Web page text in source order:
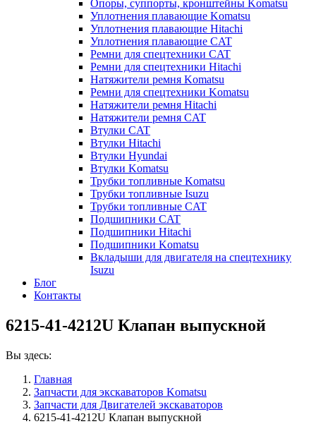
Опоры, суппорты, кронштейны Komatsu
Уплотнения плавающие Komatsu
Уплотнения плавающие Hitachi
Уплотнения плавающие CAT
Ремни для спецтехники CAT
Ремни для спецтехники Hitachi
Натяжители ремня Komatsu
Ремни для спецтехники Komatsu
Натяжители ремня Hitachi
Натяжители ремня CAT
Втулки CAT
Втулки Hitachi
Втулки Hyundai
Втулки Komatsu
Трубки топливные Komatsu
Трубки топливные Isuzu
Трубки топливные CAT
Подшипники CAT
Подшипники Hitachi
Подшипники Komatsu
Вкладыши для двигателя на спецтехнику
Isuzu
Блог
Контакты
6215-41-4212U Клапан выпускной
Вы здесь:
Главная
Запчасти для экскаваторов Komatsu
Запчасти для Двигателей экскаваторов
6215-41-4212U Клапан выпускной